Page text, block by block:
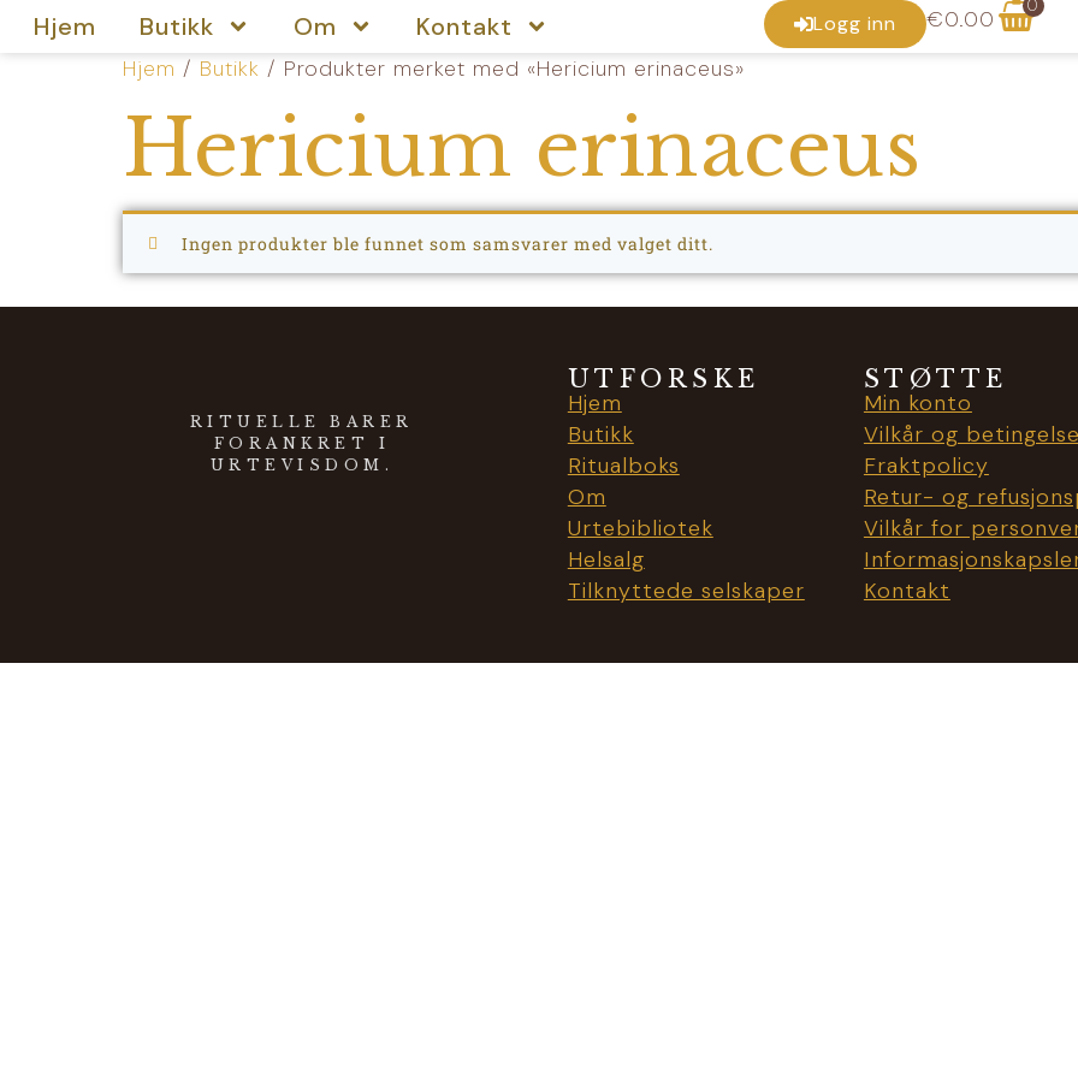
Hjem Butikk Om Kontakt Logg inn €0.00 0
Hjem / Butikk / Produkter merket med «Hericium erinaceus»
Hericium erinaceus
Ingen produkter ble funnet som samsvarer med valget ditt.
RITUELLE BARER
FORANKRET I
URTEVISDOM.
UTFORSKE
Hjem
Butikk
Ritualboks
Om
Urtebibliotek
Helsalg
Tilknyttede selskaper
STØTTE
Min konto
Vilkår og
Fraktpolicy
Retur- og
Vilkår for
Kontakt